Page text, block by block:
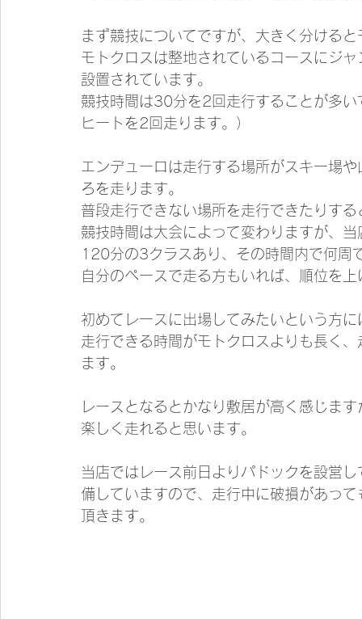
まず競技についてですが、大きく分ける
モトクロスは整地されているコースにジ
設置されています。
競技時間は30分を2回走行することが多
ヒートを2回走ります。）
エンデューロは走行する場所がスキー場
ろを走ります。
普段走行できない場所を走行できたりす
競技時間は大会によって変わりますが、
120分の3クラスあり、その時間内で何周
自分のペースで走る方もいれば、順位を
初めてレースに出場してみたいという方
走行できる時間がモトクロスよりも長く
ます。
レースとなるとかなり敷居が高く感じま
楽しく走れると思います。
当店ではレース前日よりパドックを設営
備していますので、走行中に破損があっ
頂きます。